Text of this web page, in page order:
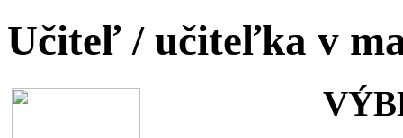
Učiteľ / učiteľka v